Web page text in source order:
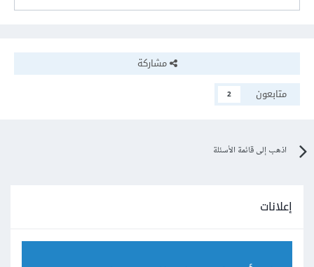
مشاركة
متابعون
2
اذهب إلى قائمة الأسئلة
إعلانات